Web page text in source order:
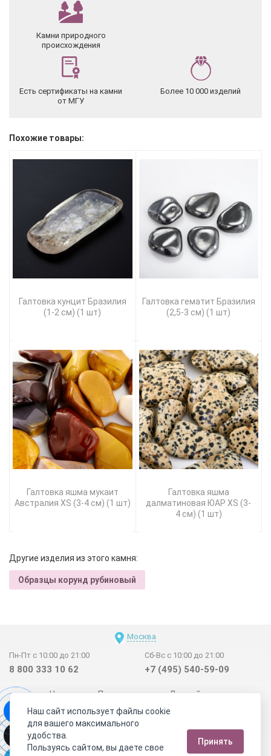
Камни природного
происхождения
Есть сертификаты на камни
от МГУ
Более 10 000 изделий
Похожие товары:
Галтовка кунцит Бразилия
(1-2 см) (1 шт)
Галтовка гематит Бразилия
(2,5-3 см) (1 шт)
Галтовка яшма мукаит
Австралия XS (3-4 см) (1 шт)
Галтовка яшма
далматиновая ЮАР XS (3-
4 см) (1 шт)
Другие изделия из этого камня:
Образцы корунд рубиновый
Москва
Пн-Пт с 10:00 до 21:00
8 800 333 10 62
Сб-Вс с 10:00 до 21:00
+7 (495) 540-59-09
Новинки Поставщикам
Личный счет
Договор-оферта
О нас
Наши магазины
Отзывы покупателей
Сертификаты
Статьи
Обратная связь
Видео о камнях СОУТ Телеграм
Наш сайт использует файлы cookie
для вашего максимального
удобства.
Пользуясь сайтом, вы даете свое
Принять